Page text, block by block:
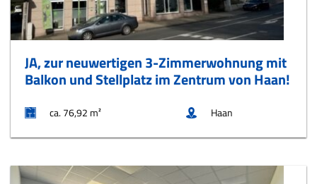
JA, zur neuwertigen 3-Zimmerwohnung mit
Balkon und Stellplatz im Zentrum von Haan!
ca. 76,92 m² Haan